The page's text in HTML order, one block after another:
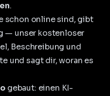
.
schon online sind, gibt
— unser kostenloser
Beschreibung und
und sagt dir, woran es
gebaut: einen KI-